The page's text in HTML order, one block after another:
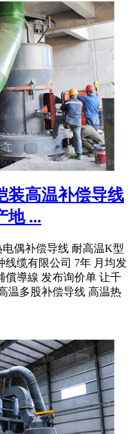
装高温补偿导线
地 ...
偶补偿导线 耐高温K型
线缆有限公司 7年 月均发
償導線 发布询价单 让千
温多股补偿导线 高温热